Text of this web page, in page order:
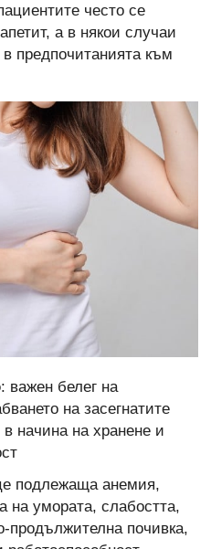
често се
а в някои случаи
предпочитанията към
: важен белег на
на засегнатите
начина на хранене и
подлежаща анемия,
на умората, слабостта,
продължителна почивка,